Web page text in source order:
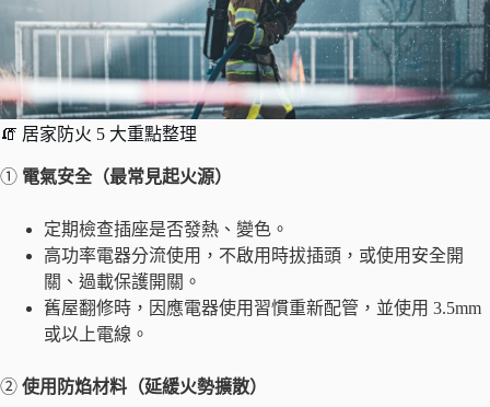
🧯 居家防火 5 大重點整理
① 電氣安全（最常見起火源）
定期檢查插座是否發熱、變色。
高功率電器分流使用，不啟用時拔插頭，或使用安全開
關、過載保護開關。
舊屋翻修時，因應電器使用習慣重新配管，並使用 3.5mm
或以上電線。
② 使用防焰材料（延緩火勢擴散）